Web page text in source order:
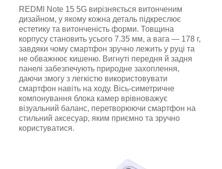
REDMI Note 15 5G вирізняється витонченим
дизайном, у якому кожна деталь підкреслює
естетику та витонченість форми. Товщина
корпусу становить усього 7.35 мм, а вага — 178 г,
завдяки чому смартфон зручно лежить у руці та
не обважнює кишеню. Вигнуті передня й задня
панелі забезпечують природне захоплення,
даючи змогу з легкістю використовувати
смартфон навіть на ходу. Вісь-симетричне
компонування блока камер врівноважує
візуальний баланс, перетворюючи смартфон на
стильний аксесуар, яким приємно та зручно
користуватися.